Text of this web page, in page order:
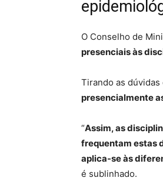
O Conselho de
presenciais às
Tirando as
presencialmente
“Assim, as
frequentam estas
aplica-se às
é sublinhado.